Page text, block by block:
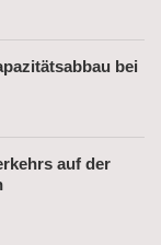
bei
auf der